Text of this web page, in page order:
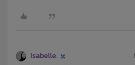
Isabelle.